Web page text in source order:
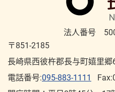
法人番号
〒851-2185
長崎県西彼杵郡長与町嬉里郷
電話番号:095-883-1111